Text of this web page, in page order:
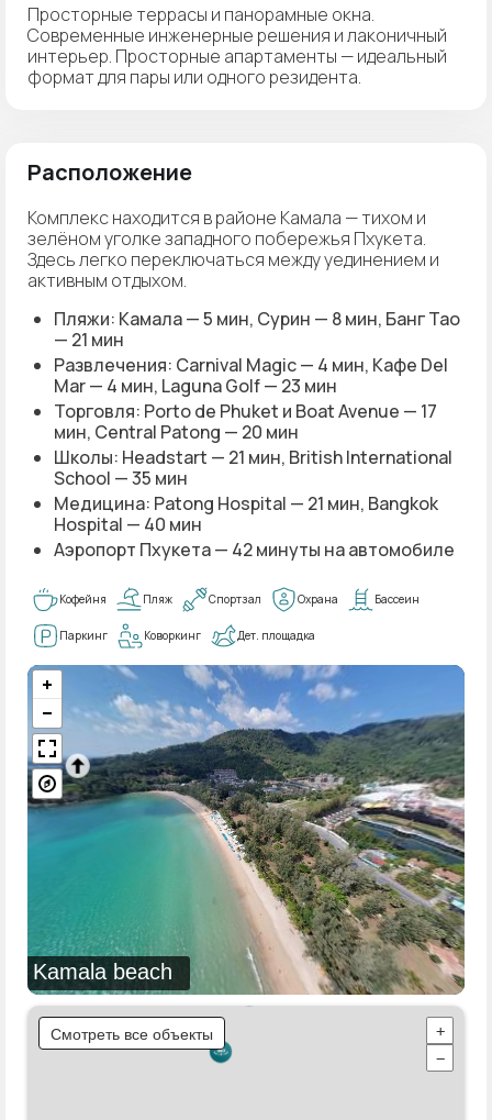
Просторные террасы и панорамные окна.
Современные инженерные решения и лаконичный
интерьер. Просторные апартаменты — идеальный
формат для пары или одного резидента.
Расположение
Комплекс находится в районе Камала — тихом и
зелёном уголке западного побережья Пхукета.
Здесь легко переключаться между уединением и
активным отдыхом.
Пляжи: Камала — 5 мин, Сурин — 8 мин, Банг Тао
— 21 мин
Развлечения: Carnival Magic — 4 мин, Кафе Del
Mar — 4 мин, Laguna Golf — 23 мин
Торговля: Porto de Phuket и Boat Avenue — 17
мин, Central Patong — 20 мин
Школы: Headstart — 21 мин, British International
School — 35 мин
Медицина: Patong Hospital — 21 мин, Bangkok
Hospital — 40 мин
Аэропорт Пхукета — 42 минуты на автомобиле
Кофейня Пляж Спортзал Охрана Бассеин
Паркинг Коворкинг Дет. площадка
Kamala beach
Смотреть все объекты
+
−